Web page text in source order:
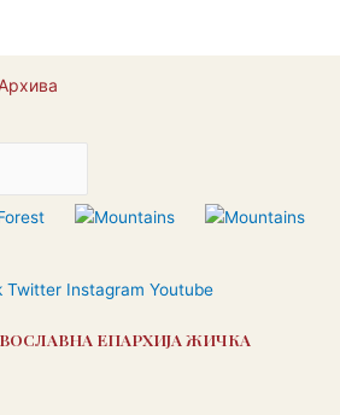
Архива
Twitter Instagram Youtube
ЕПАРХИЈА ЖИЧКА